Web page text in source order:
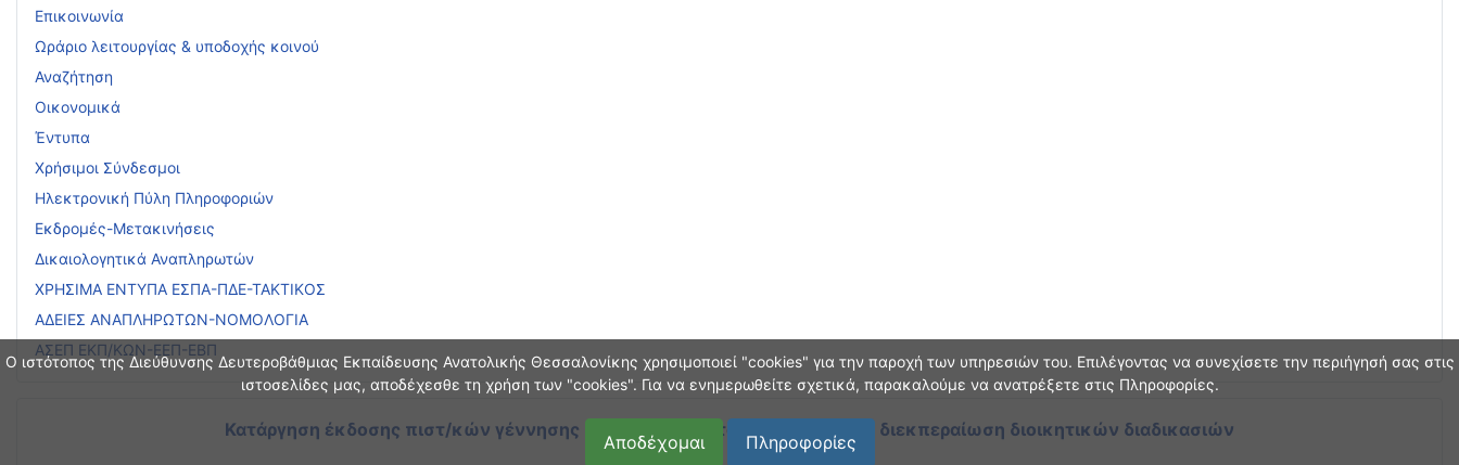
Ο ιστότοπος της Διεύθυνσης Δευτεροβάθμιας Εκπαίδευσης Ανατολικής Θεσσαλονίκης χρησιμοποιεί "cookies" για την παροχή των υπηρεσιών του. Επιλέγοντας να συνεχίσετε την περιήγησή σας στις
ιστοσελίδες μας, αποδέχεσθε τη χρήση των "cookies". Για να ενημερωθείτε σχετικά, παρακαλούμε να ανατρέξετε στις Πληροφορίες.
Αποδέχομαι Πληροφορίες
Επικοινωνία
Ωράριο λειτουργίας & υποδοχής κοινού
Αναζήτηση
Οικονομικά
Έντυπα
Χρήσιμοι Σύνδεσμοι
Ηλεκτρονική Πύλη Πληροφοριών
Εκδρομές-Μετακινήσεις
Δικαιολογητικά Αναπληρωτών
ΧΡΗΣΙΜΑ ΕΝΤΥΠΑ ΕΣΠΑ-ΠΔΕ-ΤΑΚΤΙΚΟΣ
ΑΔΕΙΕΣ ΑΝΑΠΛΗΡΩΤΩΝ-ΝΟΜΟΛΟΓΙΑ
ΑΣΕΠ ΕΚΠ/ΚΩΝ-ΕΕΠ-ΕΒΠ
Κατάργηση έκδοσης πιστ/κών γέννησης και οικογεν. κατάστασης κατά τη διεκπεραίωση διοικητικών διαδικασιών